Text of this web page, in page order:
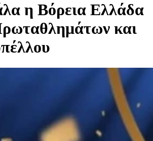
η Βόρεια Ελλάδα
και